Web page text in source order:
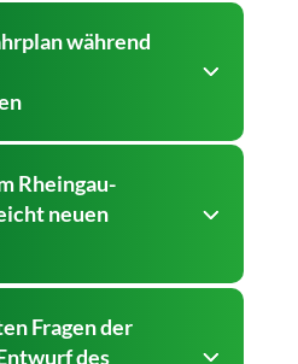
während
Rheingau-
neuen
Fragen der
des